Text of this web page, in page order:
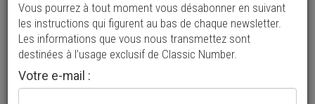
Vos annonces vues par
plus de 4 millions de collectionneurs
Ajouter une annonce
Vous pourrez à tout moment vous désabonner en suivant
les instructions qui figurent au bas de chaque newsletter.
Les informations que vous nous transmettez sont
destinées à l’usage exclusif de Classic Number.
Votre e-mail :